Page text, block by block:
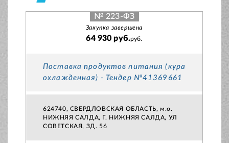
№ 223-ФЗ
Закупка завершена
64 930 руб.руб.
Поставка продуктов питания (кура
охлажденная) - Тендер №41369661
624740, СВЕРДЛОВСКАЯ ОБЛАСТЬ, м.о.
НИЖНЯЯ САЛДА, Г. НИЖНЯЯ САЛДА, УЛ
СОВЕТСКАЯ, ЗД. 56